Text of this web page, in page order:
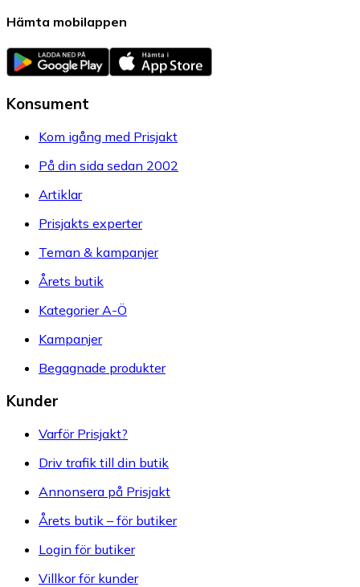
Hämta mobilappen
Konsument
Kom igång med Prisjakt
På din sida sedan 2002
Artiklar
Prisjakts experter
Teman & kampanjer
Årets butik
Kategorier A-Ö
Kampanjer
Begagnade produkter
Kunder
Varför Prisjakt?
Driv trafik till din butik
Annonsera på Prisjakt
Årets butik – för butiker
Login för butiker
Villkor för kunder